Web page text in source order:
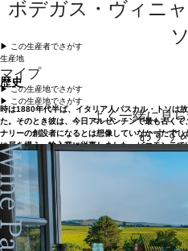
ボデガス・ヴィニ
ソ
歴史
時は1880年代半ば、イタリア人パスカル・トソは
た。そのとき彼は、今日アルゼンチンで最も古く
ナリーの創設者になるとは想像していなかったで
に居を構え、輸入業に従事しました。ピエモンテ
家業に携わっていた彼は、すぐにアルゼンチンで
た。そして、1890年にグアイマレンのサン・ホセ
め、彼はマイプのラス・バランカスという地域に葡
も品質の高い地域であると確信。ラス・バランカス
セラーを整えたのです。 今日、ラス・バランカス
ンチン国内でも最高品質の生産地のひとつと見な
しさが証明されたのです。
▶︎ この生産者でさがす
生産地
マイプ
▶︎ この生産地でさがす
▶︎ この生産地でさがす
よく一緒に見
おすす